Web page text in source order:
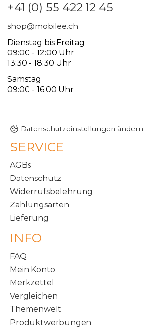
+41 (0) 55 422 12 45
shop@mobilee.ch
Dienstag bis Freitag
09:00 - 12:00 Uhr
13:30 - 18:30 Uhr
Samstag
09:00 - 16:00 Uhr
Datenschutzeinstellungen ändern
SERVICE
AGBs
Datenschutz
Widerrufsbelehrung
Zahlungsarten
Lieferung
INFO
FAQ
Mein Konto
Merkzettel
Vergleichen
Themenwelt
Produktwerbungen